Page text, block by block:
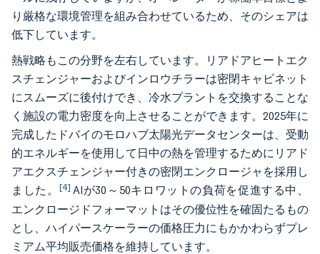
り厳格な環境管理を組み合わせているため、そのシェアは
低下しています。
熱戦略もこの分野を左右しています。リアドアヒートエク
スチェンジャーおよびインロウチラーは密閉キャビネット
にスムーズに後付けでき、冷水プラントを交換することな
く施設の電力密度を向上させることができます。2025年に
完成したドバイのモロハブ太陽光データセンターは、受動
的エネルギーを使用して日中の熱を管理するためにリアド
アエクスチェンジャー付きの密閉エンクロージャを採用し
ました。 [4] AIが30～50キロワットの負荷を促進する中、
エンクロージドフォーマットはその優位性を確固たるもの
とし、ハイパースケーラーの価格圧力にもかかわらずプレ
ミアム平均販売価格を維持しています。